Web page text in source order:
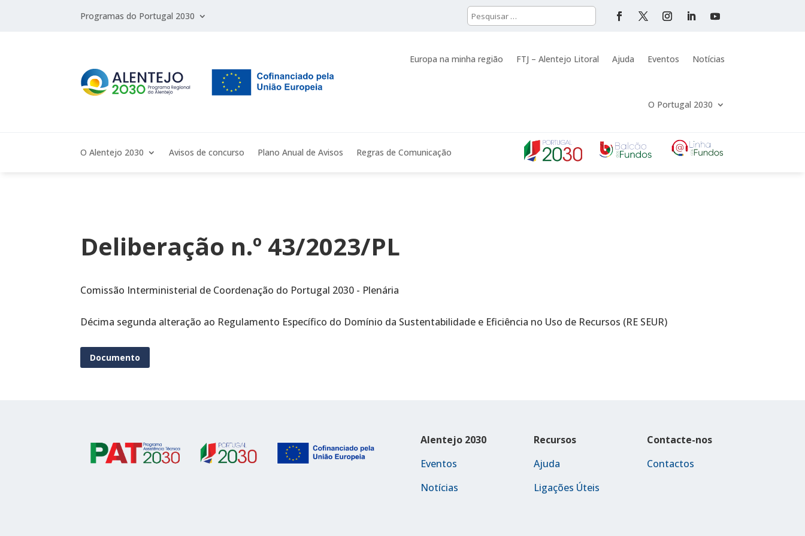
Programas do Portugal 2030
Europa na minha região FTJ – Alentejo Litoral Ajuda Eventos Notícias
O Portugal 2030
O Alentejo 2030 Avisos de concurso Plano Anual de Avisos Regras de Comunicação
Deliberação n.º 43/2023/PL
Comissão Interministerial de Coordenação do Portugal 2030 - Plenária
Décima segunda alteração ao Regulamento Específico do Domínio da Sustentabilidade e Eficiência no Uso de Recursos (RE SEUR)
Documento
Alentejo 2030
Eventos
Notícias
Recursos
Ajuda
Ligações Úteis
Contacte-nos
Contactos